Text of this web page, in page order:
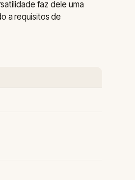
faz dele uma
a requisitos de